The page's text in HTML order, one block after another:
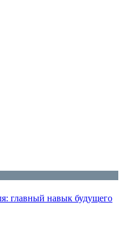
главный навык будущего